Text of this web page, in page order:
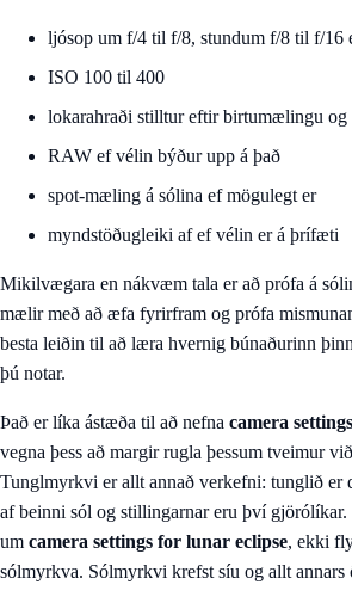
ljósop um f/4 til f/8, stundum f/8 til f/16
ISO 100 til 400
lokarahraði stilltur eftir birtumælingu og
RAW ef vélin býður upp á það
spot-mæling á sólina ef mögulegt er
myndstöðugleiki af ef vélin er á þrífæti
Mikilvægara en nákvæm tala er að prófa á
mælir með að æfa fyrirfram og prófa
besta leiðin til að læra hvernig búnaðurinn
þú notar.
Það er líka ástæða til að nefna camera
vegna þess að margir rugla þessum tveimur
Tunglmyrkvi er allt annað verkefni: tunglið er
af beinni sól og stillingarnar eru því
um camera settings for lunar eclipse, ekki
sólmyrkva. Sólmyrkvi krefst síu og allt annars